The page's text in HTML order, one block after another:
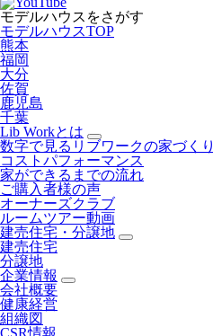
モデルハウスをさがす
モデルハウスTOP
熊本
福岡
大分
佐賀
鹿児島
千葉
Lib Workとは
数字で見るリブワークの家づくり
コストパフォーマンス
家ができるまでの流れ
ご購入者様の声
オーナーズクラブ
ルームツアー動画
建売住宅・分譲地
建売住宅
分譲地
企業情報
会社概要
健康経営
組織図
CSR情報